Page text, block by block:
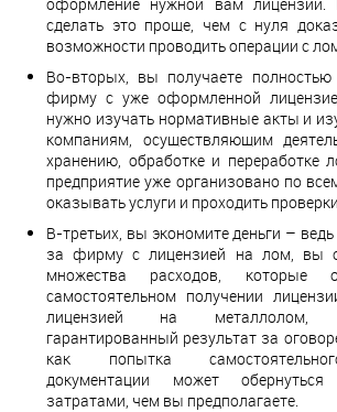
сделать это проще, чем с нуля
возможности проводить операции с
Во-вторых, вы получаете
фирму с уже оформленной
нужно изучать нормативные акты и
компаниям, осуществляющим
хранению, обработке и
предприятие уже организовано по
оказывать услуги и проходить
В-третьих, вы экономите деньги –
за фирму с лицензией на лом, вы
множества расходов, которые
самостоятельном получении
лицензией на металлолом,
гарантированный результат за
как попытка
документации может
затратами, чем вы предполагаете.